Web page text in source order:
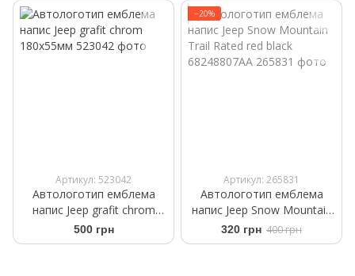
Артикул: 523042
Автологотип емблема
напис Jeep grafit chrom
180x55мм
500 грн
−20%
Артикул: 265831
Автологотип емблема
напис Jeep Snow Mountain
Trail Rated red black
68248807AA
320 грн 400 грн